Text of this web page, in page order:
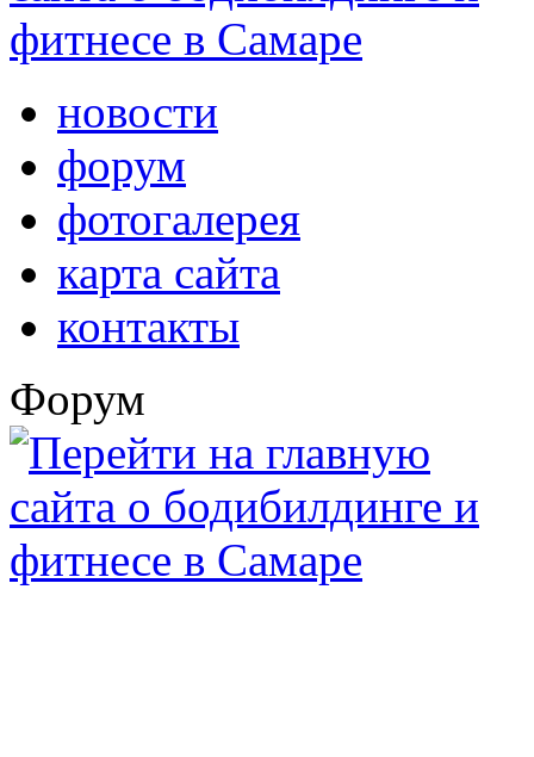
новости
форум
фотогалерея
карта сайта
контакты
Форум